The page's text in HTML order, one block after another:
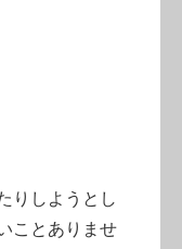
りしようとし
ことありませ